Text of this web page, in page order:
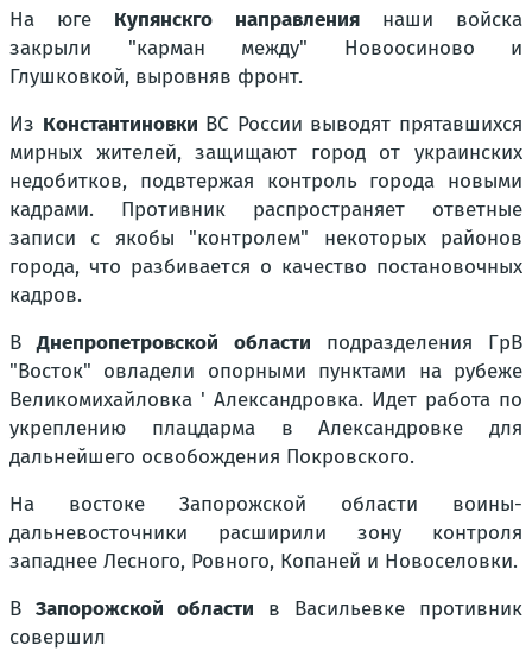
На юге Купянскго направлениянаши войска
закрыли "карман между" Новоосиново и
Глушковкой, выровняв фронт.
Из Константиновки ВС России выводят прятавшихся
мирных жителей, защищают город от украинских
недобитков, подвтержая контроль города новыми
кадрами. Противник распространяет ответные
записи с якобы "контролем" некоторых районов
города, что разбивается о качество постановочных
кадров.
ВДнепропетровской области подразделения ГрВ
"Восток" овладели опорными пунктами на рубеже
Великомихайловка ' Александровка. Идет работа по
укреплению плацдарма в Александровке для
дальнейшего освобождения Покровского.
На востоке Запорожской области воины-
дальневосточники расширили зону контроля
западнее Лесного, Ровного, Копаней и Новоселовки.
ВЗапорожской области в Васильевке противник
совершил